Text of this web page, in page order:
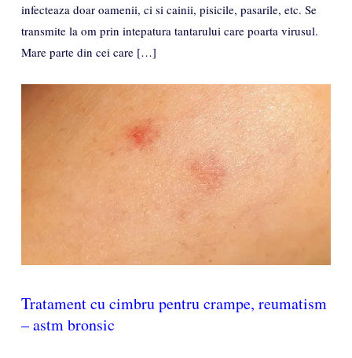
infecteaza doar oamenii, ci si cainii, pisicile, pasarile, etc. Se
transmite la om prin intepatura tantarului care poarta virusul.
Mare parte din cei care […]
Tratament cu cimbru pentru crampe, reumatism
– astm bronsic